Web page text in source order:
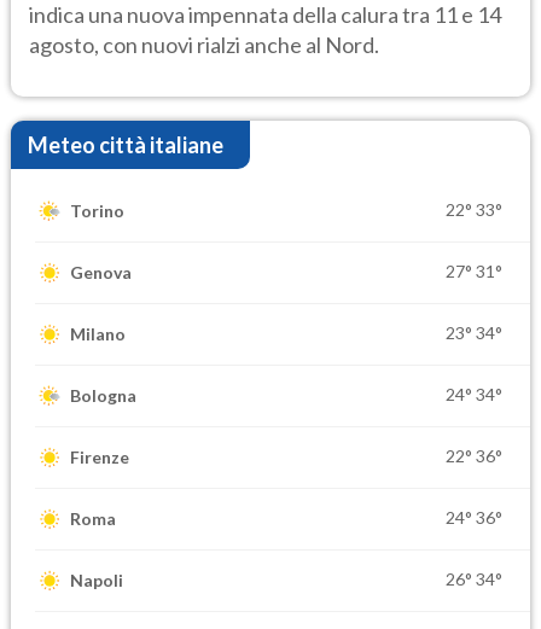
indica una nuova impennata della calura tra 11 e 14
agosto, con nuovi rialzi anche al Nord.
Meteo città italiane
Torino 22° 33°
Genova 27° 31°
Milano 23° 34°
Bologna 24° 34°
Firenze 22° 36°
Roma 24° 36°
Napoli 26° 34°